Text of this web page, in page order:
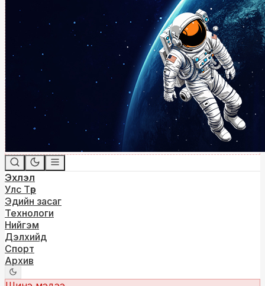
Эхлэл
Улс Төр
Эдийн засаг
Технологи
Нийгэм
Дэлхийд
Спорт
Архив